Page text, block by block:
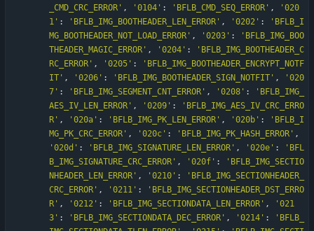
_CMD_CRC_ERROR ' , ' 0104 ' : ' BFLB_CMD_SEQ_ERROR ' , ' 020
1 ' : ' BFLB_IMG_BOOTHEADER_LEN_ERROR ' , ' 0202 ' : ' BFLB_I
MG_BOOTHEADER_NOT_LOAD_ERROR ' , ' 0203 ' : ' BFLB_IMG_BOO
THEADER_MAGIC_ERROR ' , ' 0204 ' : ' BFLB_IMG_BOOTHEADER_C
RC_ERROR ' , ' 0205 ' : ' BFLB_IMG_BOOTHEADER_ENCRYPT_NOTF
IT ' , ' 0206 ' : ' BFLB_IMG_BOOTHEADER_SIGN_NOTFIT ' , ' 020
7 ' : ' BFLB_IMG_SEGMENT_CNT_ERROR ' , ' 0208 ' : ' BFLB_IMG_
AES_IV_LEN_ERROR ' , ' 0209 ' : ' BFLB_IMG_AES_IV_CRC_ERRO
R ' , ' 020a ' : ' BFLB_IMG_PK_LEN_ERROR ' , ' 020b ' : ' BFLB_I
MG_PK_CRC_ERROR ' , ' 020c ' : ' BFLB_IMG_PK_HASH_ERROR ' ,
' 020d ' : ' BFLB_IMG_SIGNATURE_LEN_ERROR ' , ' 020e ' : ' BFL
B_IMG_SIGNATURE_CRC_ERROR ' , ' 020f ' : ' BFLB_IMG_SECTIO
NHEADER_LEN_ERROR ' , ' 0210 ' : ' BFLB_IMG_SECTIONHEADER_
CRC_ERROR ' , ' 0211 ' : ' BFLB_IMG_SECTIONHEADER_DST_ERRO
R ' , ' 0212 ' : ' BFLB_IMG_SECTIONDATA_LEN_ERROR ' , ' 021
3 ' : ' BFLB_IMG_SECTIONDATA_DEC_ERROR ' , ' 0214 ' : ' BFLB_